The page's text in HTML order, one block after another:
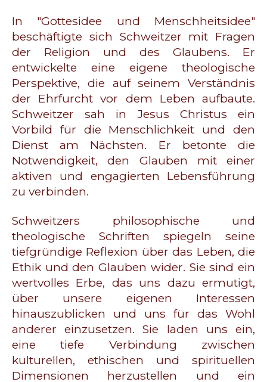
In "Gottesidee und Menschheitsidee"
beschäftigte sich Schweitzer mit Fragen
der Religion und des Glaubens. Er
entwickelte eine eigene theologische
Perspektive, die auf seinem Verständnis
der Ehrfurcht vor dem Leben aufbaute.
Schweitzer sah in Jesus Christus ein
Vorbild für die Menschlichkeit und den
Dienst am Nächsten. Er betonte die
Notwendigkeit, den Glauben mit einer
aktiven und engagierten Lebensführung
zu verbinden.
Schweitzers philosophische und
theologische Schriften spiegeln seine
tiefgründige Reflexion über das Leben, die
Ethik und den Glauben wider. Sie sind ein
wertvolles Erbe, das uns dazu ermutigt,
über unsere eigenen Interessen
hinauszublicken und uns für das Wohl
anderer einzusetzen. Sie laden uns ein,
eine tiefe Verbindung zwischen
kulturellen, ethischen und spirituellen
Dimensionen herzustellen und ein